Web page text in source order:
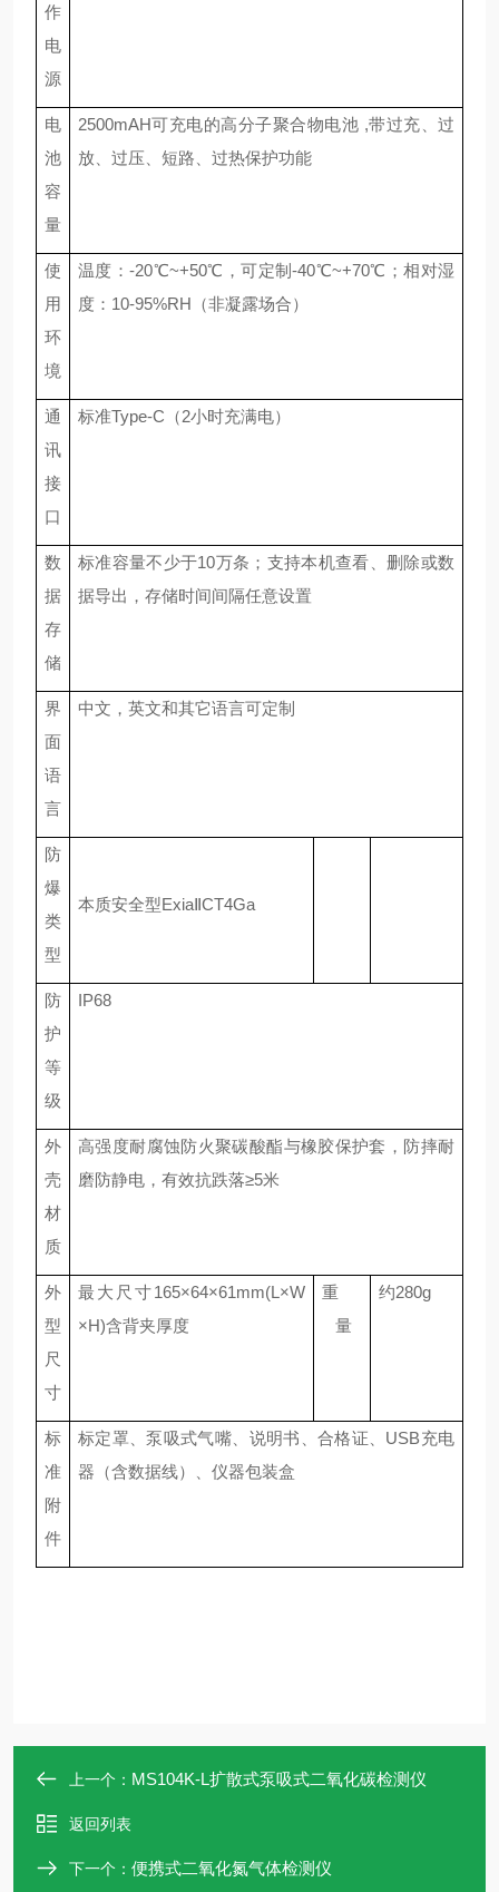
作
电
源
电
池
容
量
2500mAH可充电的高分子聚合物电池 ,带过充、过
放、过压、短路、过热保护功能
使
用
环
境
温度 ：-20℃~+50℃ ，可定制-40℃~+70℃ ； 相对湿
度： 10-95%RH （非凝露场合）
通
讯
接
口
标准Type-C（2小时充满电）
数
据
存
储
标准容量不少于10万条；支持本机查看、删除或数
据导出，存储时间间隔任意设置
界
面
语
言
中文， 英文和其它语言可定制
防
爆
类
型
本质安全型ExiaⅡCT4Ga
防
护
等
级
IP68
外
壳
材
质
高强度耐腐蚀防火聚碳酸酯与橡胶保护套，防摔耐
磨防静电，有效抗跌落≥5米
外
型
尺
寸
最大尺寸165×64×61mm(L×W
×H)含背夹厚度
重
量
约280g
标
准
附
件
标定罩、泵吸式气嘴、 说明书、合格证、 USB充电
器（含数据线）、仪器包装盒
上一个： MS104K-L扩散式泵吸式二氧化碳检测仪
返回列表
下一个： 便携式二氧化氮气体检测仪